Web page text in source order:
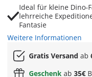
Ideal für kleine Dino-
lehrreiche
Fantasie
Weitere Informationen
Gratis Versand ab
Geschenk ab 35€